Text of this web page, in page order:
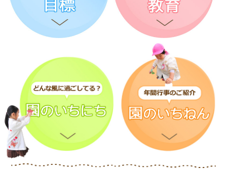
スケートリンクを何周も滑り、とっても上手にな
保護者の方も一緒に滑っていただき、子どもたち
も嬉しそうでした！！
お母様方、お手伝いありがとうございました。